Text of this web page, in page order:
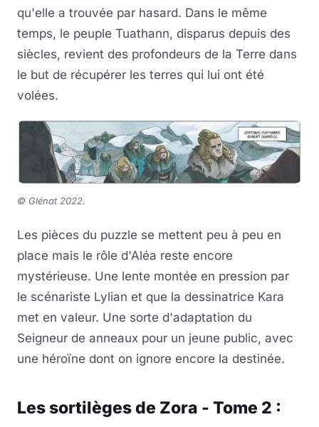
qu'elle a trouvée par hasard. Dans le même
temps, le peuple Tuathann, disparus depuis des
siècles, revient des profondeurs de la Terre dans
le but de récupérer les terres qui lui ont été
volées.
© Glénat 2022.
Les pièces du puzzle se mettent peu à peu en
place mais le rôle d'Aléa reste encore
mystérieuse. Une lente montée en pression par
le scénariste Lylian et que la dessinatrice Kara
met en valeur. Une sorte d'adaptation du
Seigneur de anneaux pour un jeune public, avec
une héroïne dont on ignore encore la destinée.
Les sortilèges de Zora - Tome 2 :